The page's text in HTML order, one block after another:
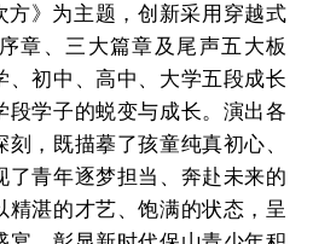
方》为主题，创新采用穿越式
章、三大篇章及尾声五大板
、初中、高中、大学五段成长
段学子的蜕变与成长。演出各
，既描摹了孩童纯真初心、
了青年逐梦担当、奔赴未来的
精湛的才艺、饱满的状态，呈